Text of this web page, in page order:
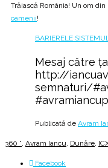
Trăiască România! Un om
oamenii!
BARIERELE
Mesaj către
http://
semnaturi/
Publicată de Avram
360 ° Avram Iancu Dunăre
Facebook